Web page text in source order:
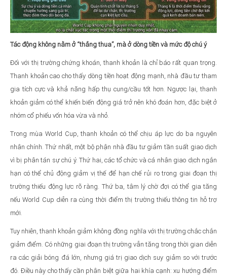
Tác động không nằm ở “thắng thua”, mà ở dòng tiền và mức độ chú ý
Đối với thị trường chứng khoán, thanh khoản là chỉ báo rất quan trọng.
Thanh khoản cao cho thấy dòng tiền hoạt động mạnh, nhà đầu tư tham
gia tích cực và khả năng hấp thụ cung/cầu tốt hơn. Ngược lại, thanh
khoản giảm có thể khiến biến động giá trở nên khó đoán hơn, đặc biệt ở
nhóm cổ phiếu vốn hóa vừa và nhỏ.
Trong mùa World Cup, thanh khoản có thể chịu áp lực do ba nguyên
nhân chính. Thứ nhất, một bộ phận nhà đầu tư giảm tần suất giao dịch
vì bị phân tán sự chú ý. Thứ hai, các tổ chức và cá nhân giao dịch ngắn
hạn có thể chủ động giảm vị thế để hạn chế rủi ro trong giai đoạn thị
trường thiếu động lực rõ ràng. Thứ ba, tâm lý chờ đợi có thể gia tăng
nếu World Cup diễn ra cùng thời điểm thị trường thiếu thông tin hỗ trợ
mới.
Tuy nhiên, thanh khoản giảm không đồng nghĩa với thị trường chắc chắn
giảm điểm. Có những giai đoạn thị trường vẫn tăng trong thời gian diễn
ra các giải bóng đá lớn, nhưng giá trị giao dịch suy giảm so với trước
đó. Điều này cho thấy cần phân biệt giữa hai khía cạnh: xu hướng điểm